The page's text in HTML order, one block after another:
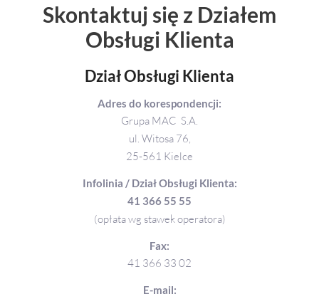
Skontaktuj się z Działem
Obsługi Klienta
Dział Obsługi Klienta
Adres do korespondencji:
Grupa MAC S.A.
ul. Witosa 76,
25-561 Kielce
Infolinia / Dział Obsługi Klienta:
41 366 55 55
(opłata wg stawek operatora)
Fax:
41 366 33 02
E-mail: